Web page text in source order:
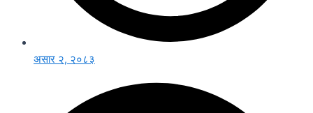
असार २, २०८३